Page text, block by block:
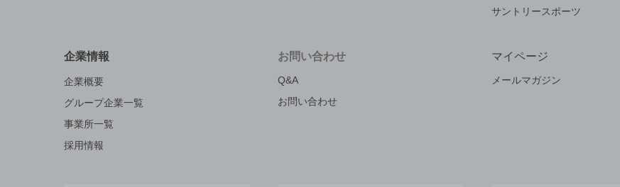
サントリースポーツ
企業情報
企業概要
グループ企業一覧
事業所一覧
採用情報
お問い合わせ
Q&A
お問い合わせ
マイページ
メールマガジン